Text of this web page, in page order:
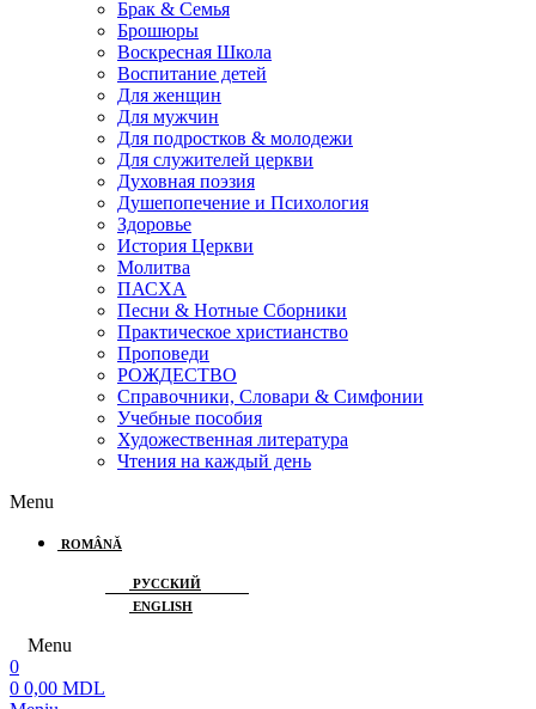
Брак & Семья
Брошюры
Воскресная Школа
Воспитание детей
Для женщин
Для мужчин
Для подростков & молодежи
Для служителей церкви
Духовная поэзия
Душепопечение и Психология
Здоровье
История Церкви
Молитва
ПАСХА
Песни & Нотные Сборники
Практическое христианство
Проповеди
РОЖДЕСТВО
Справочники, Словари & Симфонии
Учебные пособия
Художественная литература
Чтения на каждый день
Menu
ROMÂNĂ
РУССКИЙ
ENGLISH
Menu
0
0 0,00 MDL